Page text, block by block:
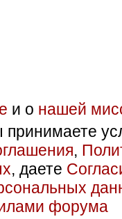
и о нашей
принимаете
,
, даете
форума